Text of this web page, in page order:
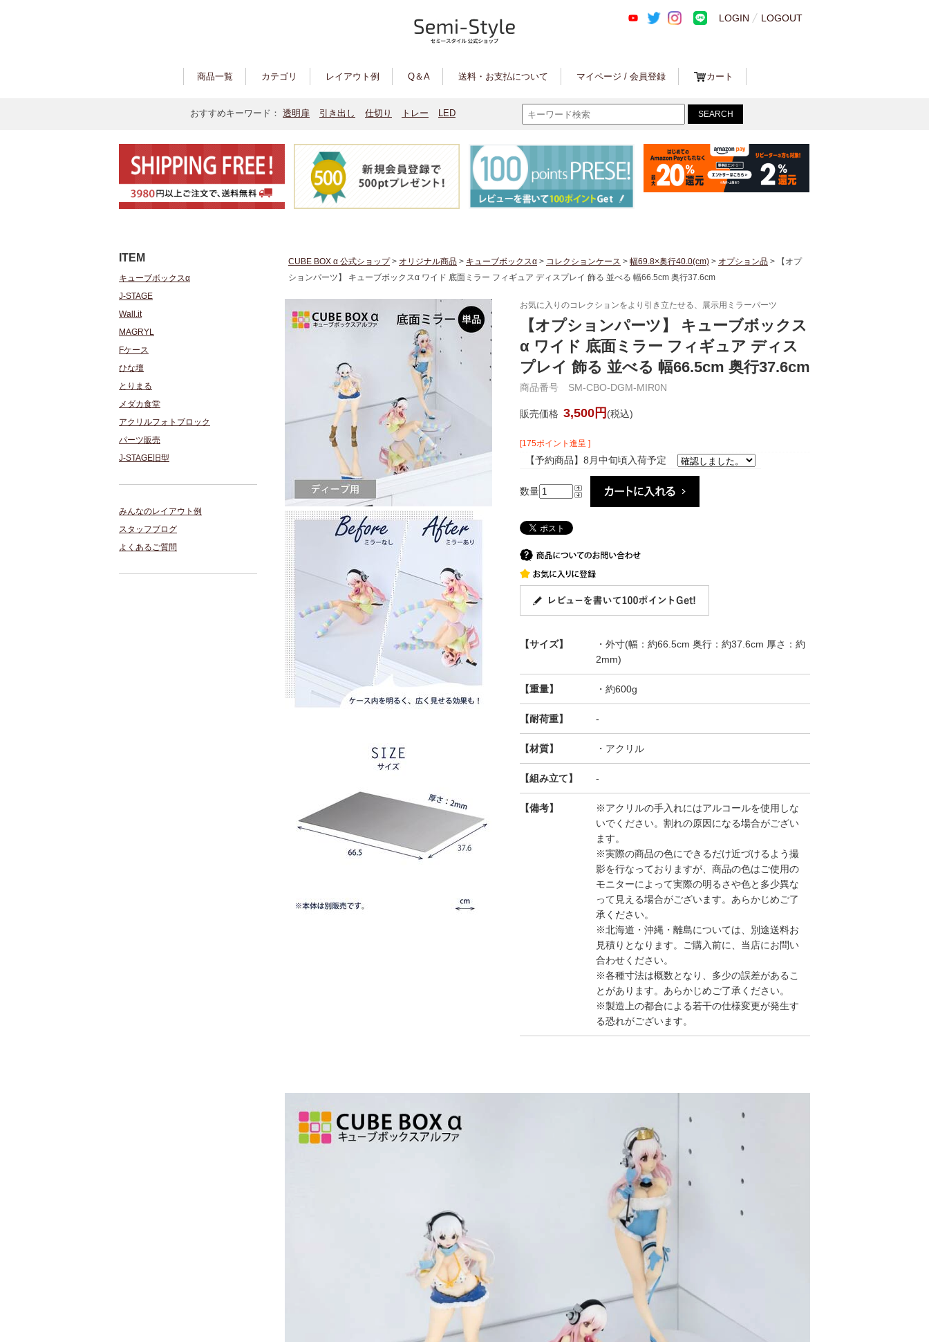
LOGIN LOGOUT
商品一覧 カテゴリ レイアウト例 Q＆A 送料・お支払について マイページ / 会員登録 カート
おすすめキーワード： 透明扉 引き出し 仕切り トレー LED
ITEM
キューブボックスα
J-STAGE
Wall.it
MAGRYL
Fケース
ひな壇
とりまる
メダカ食堂
アクリルフォトブロック
パーツ販売
J-STAGE旧型
みんなのレイアウト例
スタッフブログ
よくあるご質問
CUBE BOX α 公式ショップ> オリジナル商品 > キューブボックスα > コレクションケース > 幅69.8×奥行40.0(cm) > オプション品 > 【オプ
ションパーツ】 キューブボックスα ワイド 底面ミラー フィギュア ディスプレイ 飾る 並べる 幅66.5cm 奥行37.6cm
お気に入りのコレクションをより引き立たせる、展示用ミラーパーツ
【オプションパーツ】 キューブボックス
α ワイド 底面ミラー フィギュア ディス
プレイ 飾る 並べる 幅66.5cm 奥行37.6cm
商品番号 SM-CBO-DGM-MIR0N
販売価格 3,500円 (税込)
[175ポイント進呈 ]
【予約商品】8月中旬頃入荷予定
数量
【サイズ】
・外寸(幅：約66.5cm 奥行：約37.6cm 厚さ：約
2mm)
【重量】 ・約600g
【耐荷重】 -
【材質】 ・アクリル
【組み立て】 -
【備考】
※アクリルの手入れにはアルコールを使用しな
いでください。割れの原因になる場合がござい
ます。
※実際の商品の色にできるだけ近づけるよう撮
影を行なっておりますが、商品の色はご使用の
モニターによって実際の明るさや色と多少異な
って見える場合がございます。あらかじめご了
承ください。
※北海道・沖縄・離島については、別途送料お
見積りとなります。ご購入前に、当店にお問い
合わせください。
※各種寸法は概数となり、多少の誤差があるこ
とがあります。あらかじめご了承ください。
※製造上の都合による若干の仕様変更が発生す
る恐れがございます。